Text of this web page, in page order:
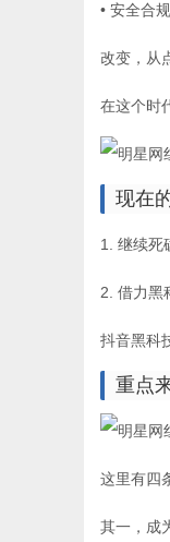
• 安全合
改变，从
在这个时
现在
1. 继续死
2. 借力黑
抖音黑科
重点
这里有四
其一，成